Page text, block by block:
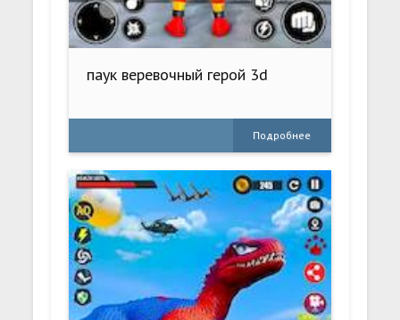
паук веревочный герой 3d
Подробнее